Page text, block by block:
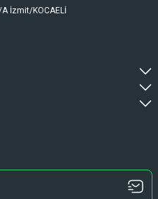
A İzmit/KOCAELİ